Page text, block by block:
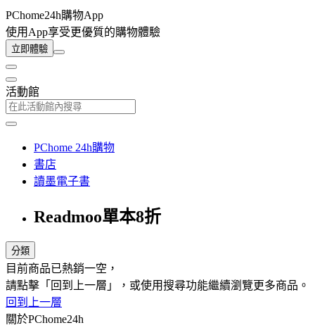
PChome24h購物App
使用App享受更優質的購物體驗
立即體驗
活動館
PChome 24h購物
書店
讀墨電子書
Readmoo單本8折
分類
目前商品已熱銷一空，
請點擊「回到上一層」，或使用搜尋功能繼續瀏覽更多商品。
回到上一層
關於PChome24h